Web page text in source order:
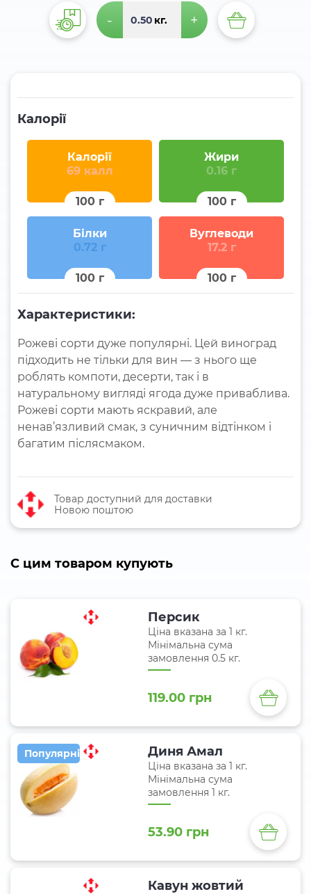
- кг. +
Калорії
Калорії
69 калл
100 г
Жири
0.16 г
100 г
Білки
0.72 г
100 г
Вуглеводи
17.2 г
100 г
Характеристики:
Рожеві сорти дуже популярні. Цей виноград
підходить не тільки для вин — з нього ще
роблять компоти, десерти, так і в
натуральному вигляді ягода дуже приваблива.
Рожеві сорти мають яскравий, але
ненав’язливий смак, з суничним відтінком і
багатим післясмаком.
Товар доступний для доставки
Новою поштою
C цим товаром купують
Персик
Ціна вказана за 1 кг.
Мінімальна сума
замовлення 0.5 кг.
119.00 грн
Популярні Диня Амал
Ціна вказана за 1 кг.
Мінімальна сума
замовлення 1 кг.
53.90 грн
Кавун жовтий